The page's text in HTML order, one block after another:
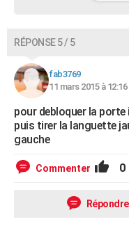
RÉPONSE 5 / 5
fab3769
11 mars 2015 à 12:16
pour debloquer la
puis tirer la languette
gauche
Commenter 0
Répondre